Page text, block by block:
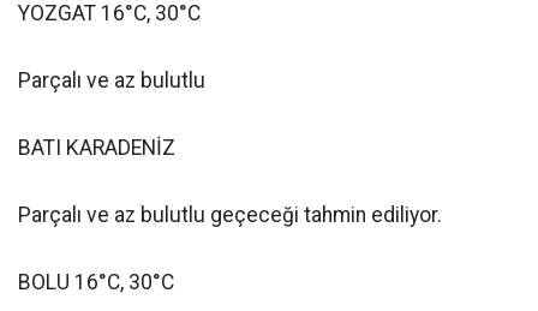
YOZGAT 16°C, 30°C
Parçalı ve az bulutlu
BATI KARADENİZ
Parçalı ve az bulutlu geçeceği tahmin ediliyor.
BOLU 16°C, 30°C